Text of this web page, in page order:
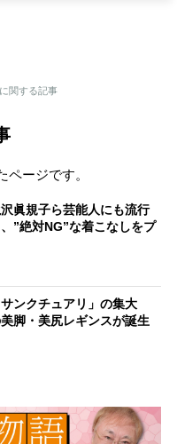
関する記事
ページです。
眞規子ら芸能人にも流行
”絶対NG”な着こなしをプ
サンクチュアリ」の集大
脚・美尻レギンスが誕生